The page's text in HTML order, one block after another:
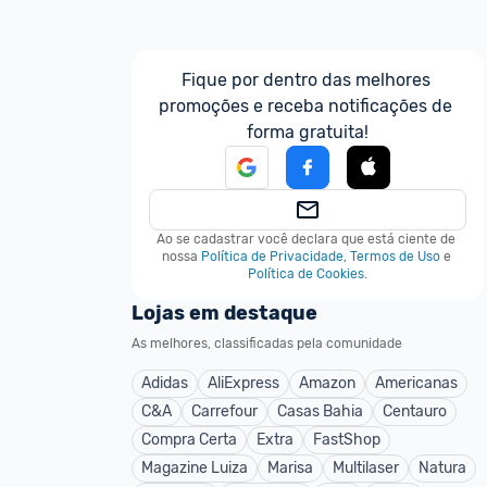
Fique por dentro das melhores
promoções e receba notificações de
forma gratuita!
Ao se cadastrar você declara que está ciente de
nossa Política de Privacidade, Termos de Uso e
Política de Cookies.
Lojas em destaque
As melhores, classificadas pela comunidade
Adidas AliExpress Amazon
Americanas
C&A
Carrefour Casas Bahia
Centauro
Compra Certa
Extra
FastShop
Magazine Luiza
Marisa Multilaser
Natura